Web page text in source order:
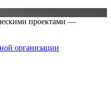
проектами —
организации